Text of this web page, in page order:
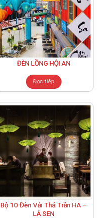
ĐÈN LỒNG HỘI AN
Đọc tiếp
Bộ 10 Đèn Vải Thả Trần HA –
LÁ SEN